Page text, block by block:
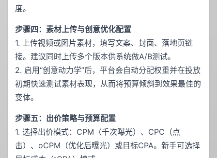
度。
步骤四：素材上传与创意优化配置
1. 上传视频或图片素材，填写文案、封面、落地页链
接。建议同时上传多个版本供系统做A/B测试。
2. 启用“创意动力学”后，平台会自动分配权重并在投放
初期快速测试素材表现，从而将预算倾斜到效果最佳的
变体。
步骤五：出价策略与预算配置
1. 选择出价模式：CPM（千次曝光）、CPC（点
击）、oCPM（优化后曝光）或目标CPA。新手可选择